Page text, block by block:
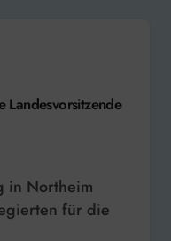
Landesvorsitzende
für die